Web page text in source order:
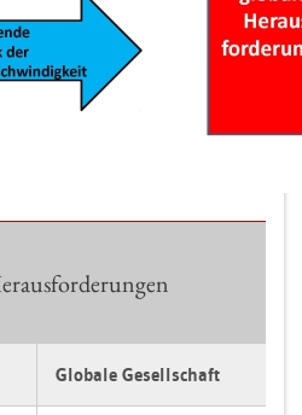
Glo­ba­le Ge­sell­schaft